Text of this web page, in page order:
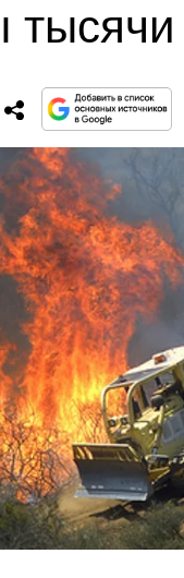
тысячи